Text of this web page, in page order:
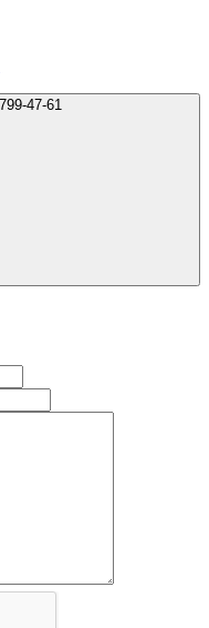
+7 (910) 799-47-61